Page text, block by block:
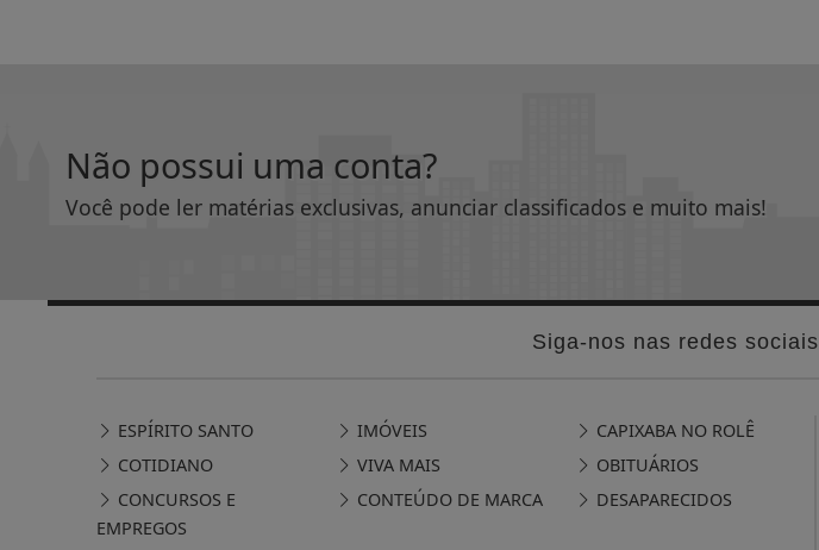
Não possui uma conta?
Você pode ler matérias exclusivas, anunciar classificados e muito mais!
Siga-nos nas redes sociais
ESPÍRITO SANTO IMÓVEIS
CAPIXABA NO ROLÊ
COTIDIANO
VIVA MAIS
OBITUÁRIOS
CONCURSOS E
EMPREGOS
CONTEÚDO DE MARCA
DESAPARECIDOS